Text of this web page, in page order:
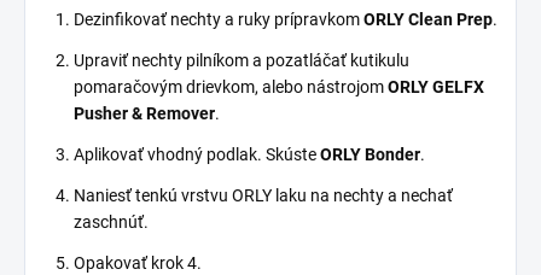
Dezinfikovať nechty a ruky prípravkomORLY Clean Prep.
Upraviť nechty pilníkom a pozatláčať kutikulu
pomaračovým drievkom, alebo nástrojomORLY GELFX
Pusher & Remover.
Aplikovať vhodný podlak. SkústeORLY Bonder.
Naniesť tenkú vrstvu ORLY laku na nechty a nechať
zaschnúť.
Opakovať krok 4.